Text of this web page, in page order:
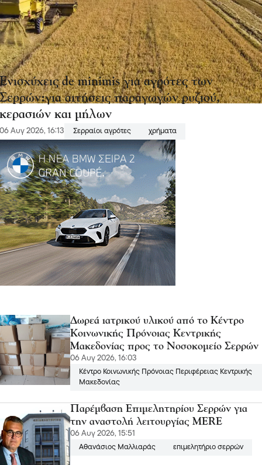
Ενισχύχεις de minimis για αγρότες των
Σερρών:για αιτήσεις παραγωγών ρυζιού,
κερασιών και μήλων
06 Αυγ 2026, 16:13 Σερραίοι αγρότες χρήματα
Δωρεά ιατρικού υλικού από το Κέντρο
Κοινωνικής Πρόνοιας Κεντρικής
Μακεδονίας προς το Νοσοκομείο Σερρών
06 Αυγ 2026, 16:03
Κέντρο Κοινωνικής Πρόνοιας Περιφέρειας Κεντρικής
Μακεδονίας
Παρέμβαση Επιμελητηρίου Σερρών για
την αναστολή λειτουργίας MERE
06 Αυγ 2026, 15:51
Αθανάσιος Μαλλιαράς επιμελητήριο σερρών